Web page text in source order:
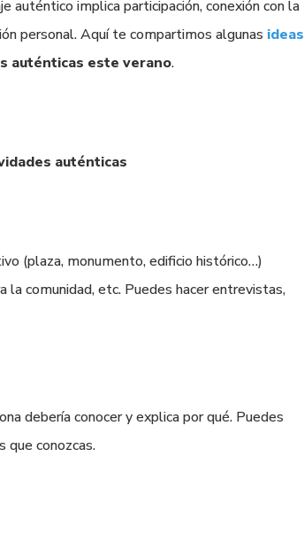
auténtico implica participación, conexión con la
personal. Aquí te compartimos algunas ideas
auténticas este verano.
auténticas
(plaza, monumento, edificio histórico…)
la comunidad, etc. Puedes hacer entrevistas,
debería conocer y explica por qué. Puedes
conozcas.